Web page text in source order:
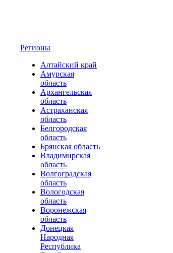
Регионы
Алтайский край
Амурская
область
Архангельская
область
Астраханская
область
Белгородская
область
Брянская область
Владимирская
область
Волгоградская
область
Вологодская
область
Воронежская
область
Донецкая
Народная
Республика